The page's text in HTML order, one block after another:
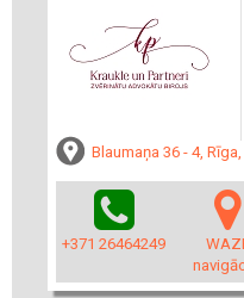
Blaumaņa 36 - 4, Rīga,
+371 26464249